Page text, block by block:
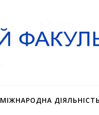
МІЖНАРОДНА ДІЯЛЬНІСТЬ